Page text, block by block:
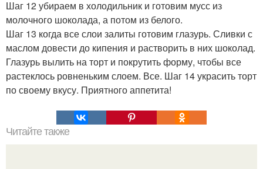
Шаг 12 убираем в холодильник и готовим мусс из
молочного шоколада, а потом из белого.
Шаг 13 когда все слои залиты готовим глазурь. Сливки с
маслом довести до кипения и растворить в них шоколад.
Глазурь вылить на торт и покрутить форму, чтобы все
растеклось ровненьким слоем. Все. Шаг 14 украсить торт
по своему вкусу. Приятного аппетита!
Читайте также